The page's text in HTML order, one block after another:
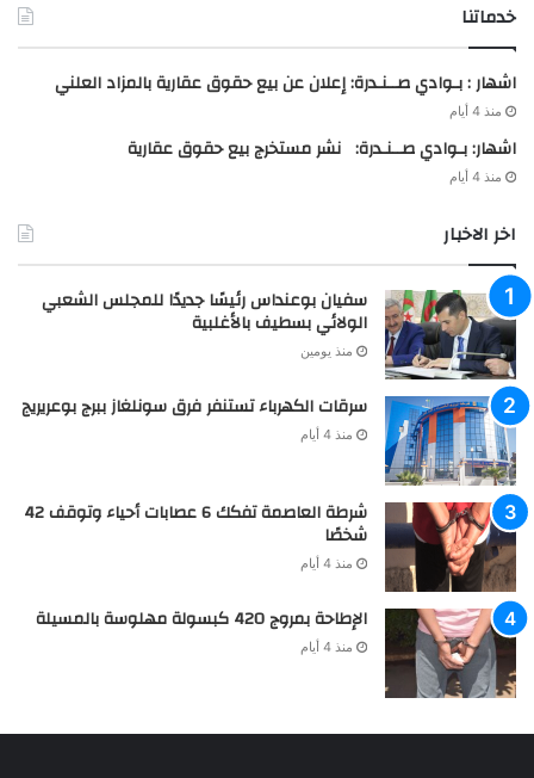
خدماتنا
اشهار : بـوادي صــنـدرة: إعلان عن بيع حقوق عقارية بالمزاد العلني
منذ 4 أيام
اشهار: بـوادي صــنـدرة: نشر مستخرج بيع حقوق عقارية
منذ 4 أيام
اخر الاخبار
سفيان بوعنداس رئيسًا جديدًا للمجلس الشعبي
الولائي بسطيف بالأغلبية
منذ يومين
سرقات الكهرباء تستنفر فرق سونلغاز ببرج بوعريريج
منذ 4 أيام
شرطة العاصمة تفكك 6 عصابات أحياء وتوقف 42
شخصًا
منذ 4 أيام
الإطاحة بمروج 420 كبسولة مهلوسة بالمسيلة
منذ 4 أيام